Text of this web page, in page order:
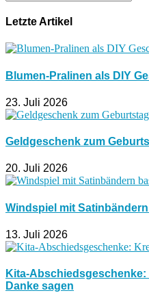
Letzte Artikel
Blumen-Pralinen als DIY
23. Juli 2026
Geldgeschenk zum
20. Juli 2026
Windspiel mit
13. Juli 2026
Kita-Abschiedsgeschenke:
Danke sagen